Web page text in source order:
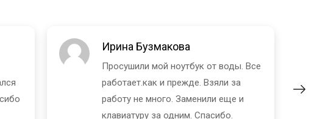
Ирина Бузмакова
Просушили мой ноутбук от воды. Все
работает.как и прежде. Взяли за
работу не много. Заменили еще и
клавиатуру за одним. Спасибо.